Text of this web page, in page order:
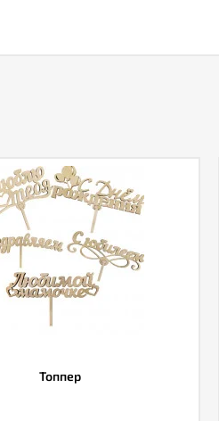
Топпер